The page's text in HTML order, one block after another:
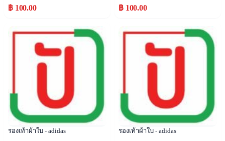
฿ 100.00 ฿ 100.00
Popular
รองเท้าผ้าใบ - adidas
Popular
รองเท้าผ้าใบ - adidas